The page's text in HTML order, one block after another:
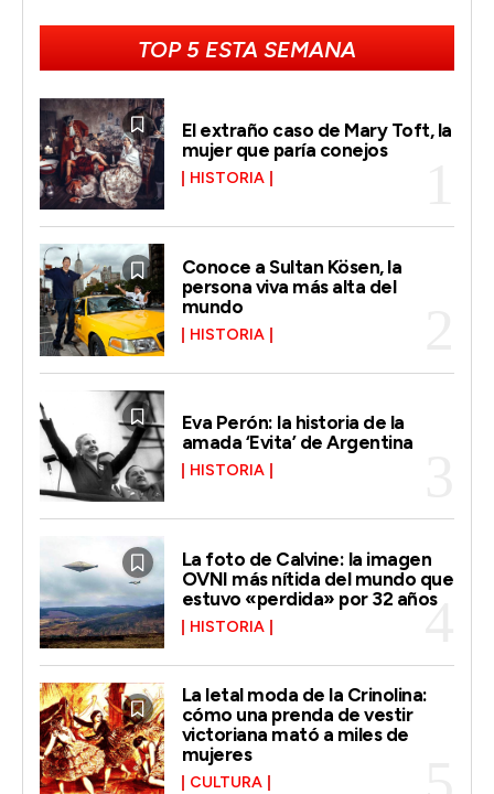
TOP 5 ESTA SEMANA
El extraño caso de Mary Toft, la
mujer que paría conejos
HISTORIA
Conoce a Sultan Kösen, la
persona viva más alta del
mundo
HISTORIA
Eva Perón: la historia de la
amada ‘Evita’ de Argentina
HISTORIA
La foto de Calvine: la imagen
OVNI más nítida del mundo que
estuvo «perdida» por 32 años
HISTORIA
La letal moda de la Crinolina:
cómo una prenda de vestir
victoriana mató a miles de
mujeres
CULTURA